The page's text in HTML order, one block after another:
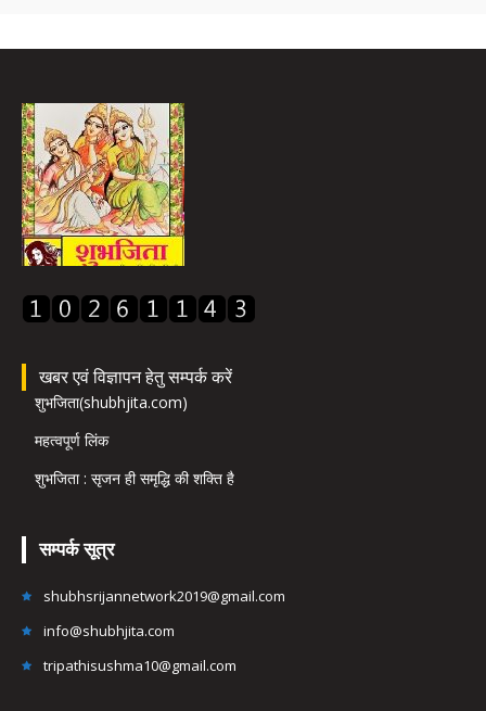
खबर एवं विज्ञापन हेतु सम्पर्क करें
शुभजिता(shubhjita.com)
महत्वपूर्ण लिंक
शुभजिता : सृजन ही समृद्धि की शक्ति है
सम्पर्क सूत्र
shubhsrijannetwork2019@gmail.com
info@shubhjita.com
tripathisushma10@gmail.com